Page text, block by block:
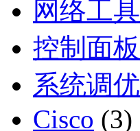
网络工具
控制面板
系统调优
Cisco (3)